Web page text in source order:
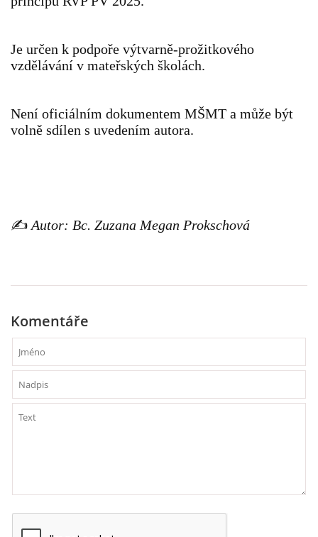
SPONZOŘI
Je určen k podpoře výtvarně-prožitkového
vzdělávání v mateřských školách.
Není oficiálním dokumentem MŠMT a může být
volně sdílen s uvedením autora.
✍️ Autor: Bc. Zuzana Megan Prokschová
Komentáře